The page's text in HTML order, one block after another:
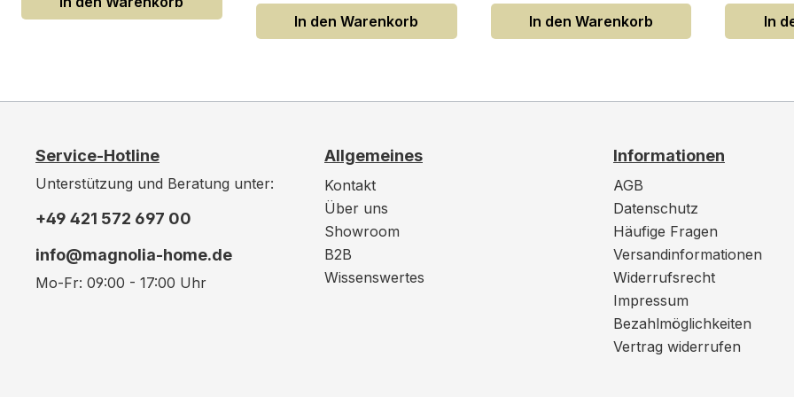
In den Warenkorb In den Warenkorb In
Service-Hotline
Unterstützung und Beratung unter:
+49 421 572 697 00
info@magnolia-home.de
Mo-Fr: 09:00 - 17:00 Uhr
Allgemeines
Kontakt
Über uns
Showroom
B2B
Wissenswertes
Informationen
AGB
Datenschutz
Häufige Fragen
Versandinformationen
Widerrufsrecht
Impressum
Bezahlmöglichkeiten
Vertrag widerrufen